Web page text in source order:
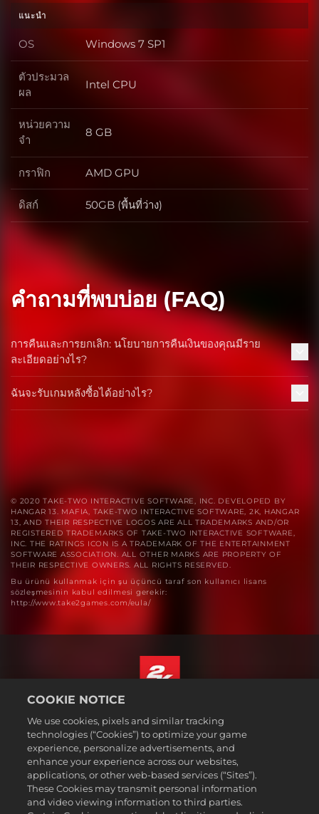
แนะนำ
OS OS
Windows 7 SP1
ตัวประมวล
ผล
ตัวประมวลผล
Intel CPU
หน่วยความ
จำ
หน่วยความจำ
8 GB
กราฟิก กราฟิก
AMD GPU
ดิสก์ ดิสก์
50GB (พื้นที่ว่าง)
คำถามที่พบบ่อย (FAQ)
การคืนและการยกเลิก: นโยบายการคืนเงินของคุณมีราย
ละเอียดอย่างไร?
ฉันจะรับเกมหลังซื้อได้อย่างไร?
© 2020 TAKE-TWO INTERACTIVE SOFTWARE, INC. DEVELOPED BY
HANGAR 13. MAFIA, TAKE-TWO INTERACTIVE SOFTWARE, 2K, HANGAR
13, AND THEIR RESPECTIVE LOGOS ARE ALL TRADEMARKS AND/OR
REGISTERED TRADEMARKS OF TAKE-TWO INTERACTIVE SOFTWARE,
INC. THE RATINGS ICON IS A TRADEMARK OF THE ENTERTAINMENT
SOFTWARE ASSOCIATION. ALL OTHER MARKS ARE PROPERTY OF
THEIR RESPECTIVE OWNERS. ALL RIGHTS RESERVED.
Bu ürünü kullanmak için şu üçüncü taraf son kullanıcı lisans
sözleşmesinin kabul edilmesi gerekir:
http://www.take2games.com/eula/
กฎหมาย
นโยบายความเป็นส่วนตัว
นโยบายคุกกี้
ส่วนช่วยเหลือ
ห้ามขายหรือแบ่งปันข้อมูลส่วนบุคคลของฉัน
ไทย
COOKIE NOTICE
We use cookies, pixels and similar tracking
technologies (“Cookies”) to optimize your game
experience, personalize advertisements, and
enhance your experience across our websites,
applications, or other web-based services (“Sites”).
These Cookies may transmit personal information
and video viewing information to third parties.